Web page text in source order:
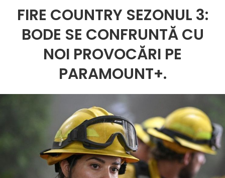
FIRE COUNTRY SEZONUL 3:
BODE SE CONFRUNTĂ CU
NOI PROVOCĂRI PE
PARAMOUNT+.